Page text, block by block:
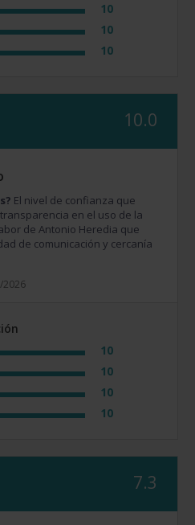
10
10
10
10.0
El nivel de confianza que
en el uso de la
de Antonio Heredia que
de comunicación y cercanía
2026
10
10
10
10
7.3